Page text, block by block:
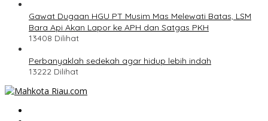
Gawat Dugaan HGU PT Musim Mas Melewati Batas, LSM
Bara Api Akan Lapor ke APH dan Satgas PKH
13408 Dilihat
Perbanyaklah sedekah agar hidup lebih indah
13222 Dilihat